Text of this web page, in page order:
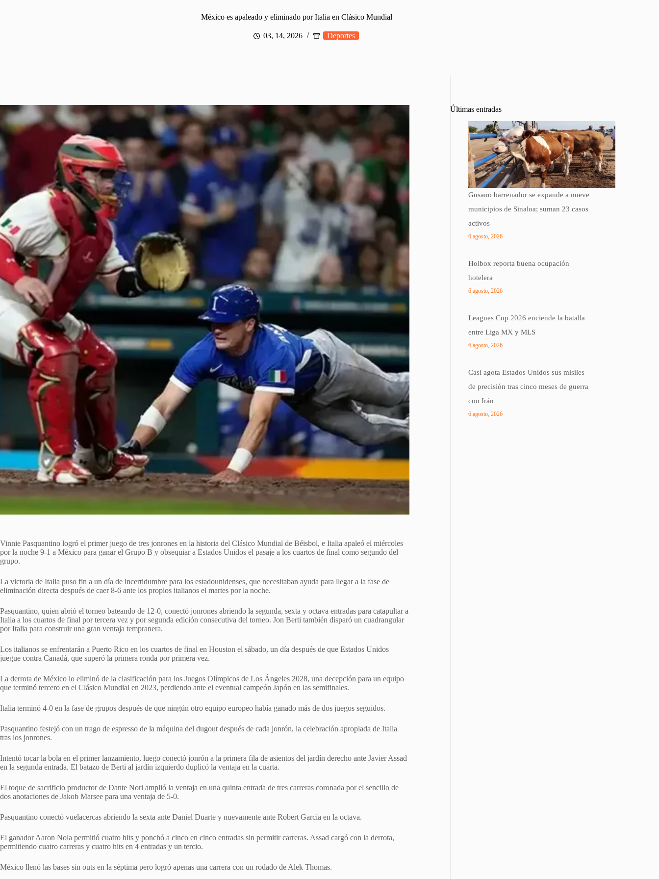
México es apaleado y eliminado por Italia en Clásico Mundial
03, 14, 2026 Deportes
Vinnie Pasquantino logró el primer juego de tres jonrones en la historia del Clásico Mundial de Béisbol, e Italia apaleó el miércoles
por la noche 9-1 a México para ganar el Grupo B y obsequiar a Estados Unidos el pasaje a los cuartos de final como segundo del
grupo.
La victoria de Italia puso fin a un día de incertidumbre para los estadounidenses, que necesitaban ayuda para llegar a la fase de
eliminación directa después de caer 8-6 ante los propios italianos el martes por la noche.
Pasquantino, quien abrió el torneo bateando de 12-0, conectó jonrones abriendo la segunda, sexta y octava entradas para catapultar a
Italia a los cuartos de final por tercera vez y por segunda edición consecutiva del torneo. Jon Berti también disparó un cuadrangular
por Italia para construir una gran ventaja tempranera.
Los italianos se enfrentarán a Puerto Rico en los cuartos de final en Houston el sábado, un día después de que Estados Unidos
juegue contra Canadá, que superó la primera ronda por primera vez.
La derrota de México lo eliminó de la clasificación para los Juegos Olímpicos de Los Ángeles 2028, una decepción para un equipo
que terminó tercero en el Clásico Mundial en 2023, perdiendo ante el eventual campeón Japón en las semifinales.
Italia terminó 4-0 en la fase de grupos después de que ningún otro equipo europeo había ganado más de dos juegos seguidos.
Pasquantino festejó con un trago de espresso de la máquina del dugout después de cada jonrón, la celebración apropiada de Italia
tras los jonrones.
Intentó tocar la bola en el primer lanzamiento, luego conectó jonrón a la primera fila de asientos del jardín derecho ante Javier Assad
en la segunda entrada. El batazo de Berti al jardín izquierdo duplicó la ventaja en la cuarta.
El toque de sacrificio productor de Dante Nori amplió la ventaja en una quinta entrada de tres carreras coronada por el sencillo de
dos anotaciones de Jakob Marsee para una ventaja de 5-0.
Pasquantino conectó vuelacercas abriendo la sexta ante Daniel Duarte y nuevamente ante Robert García en la octava.
El ganador Aaron Nola permitió cuatro hits y ponchó a cinco en cinco entradas sin permitir carreras. Assad cargó con la derrota,
permitiendo cuatro carreras y cuatro hits en 4 entradas y un tercio.
México llenó las bases sin outs en la séptima pero logró apenas una carrera con un rodado de Alek Thomas.
Últimas entradas
Gusano barrenador se expande a nueve
municipios de Sinaloa; suman 23 casos
activos
6 agosto, 2026
Holbox reporta buena ocupación
hotelera
6 agosto, 2026
Leagues Cup 2026 enciende la batalla
entre Liga MX y MLS
6 agosto, 2026
Casi agota Estados Unidos sus misiles
de precisión tras cinco meses de guerra
con Irán
6 agosto, 2026